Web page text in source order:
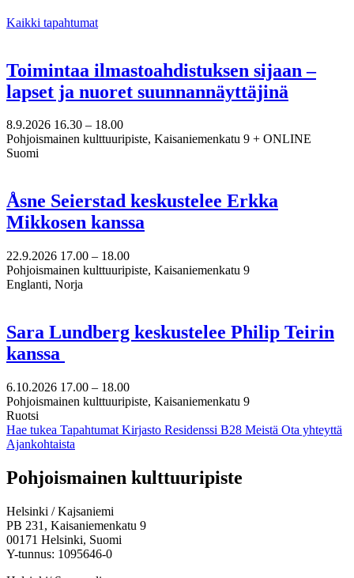
Kaikki tapahtumat
Toimintaa ilmastoahdistuksen sijaan –
lapset ja nuoret suunnannäyttäjinä
8.9.2026 16.30 – 18.00
Pohjoismainen kulttuuripiste, Kaisaniemenkatu 9 + ONLINE
Suomi
Åsne Seierstad keskustelee Erkka
Mikkosen kanssa
22.9.2026 17.00 – 18.00
Pohjoismainen kulttuuripiste, Kaisaniemenkatu 9
Englanti, Norja
Sara Lundberg keskustelee Philip Teirin
kanssa
6.10.2026 17.00 – 18.00
Pohjoismainen kulttuuripiste, Kaisaniemenkatu 9
Ruotsi
Hae tukea Tapahtumat Kirjasto Residenssi B28 Meistä Ota yhteyttä
Ajankohtaista
Facebook:
Avataan
välilehteen
Instagram:
Avataan
välilehteen
TikTok:
Avataan
välilehteen
Youtube:
Avataan
välilehteen
Vimeo:
Avataan
välilehteen
Pohjoismainen kulttuuripiste
Helsinki / Kajsaniemi
PB 231, Kaisaniemenkatu 9
00171 Helsinki, Suomi
Y-tunnus: 1095646-0